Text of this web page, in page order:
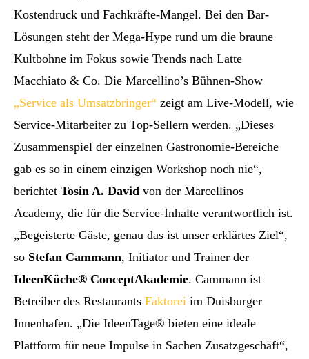
Kostendruck und Fachkräfte-Mangel. Bei den Bar-
Lösungen steht der Mega-Hype rund um die braune
Kultbohne im Fokus sowie Trends nach Latte
Macchiato & Co. Die Marcellino’s Bühnen-Show
„Service als Umsatzbringer“ zeigt am Live-Modell, wie
Service-Mitarbeiter zu Top-Sellern werden. „Dieses
Zusammenspiel der einzelnen Gastronomie-Bereiche
gab es so in einem einzigen Workshop noch nie“,
berichtet Tosin A. David von der Marcellinos
Academy, die für die Service-Inhalte verantwortlich ist.
„Begeisterte Gäste, genau das ist unser erklärtes Ziel“,
so Stefan Cammann, Initiator und Trainer der
IdeenKüche® ConceptAkademie. Cammann ist
Betreiber des Restaurants Faktorei im Duisburger
Innenhafen. „Die IdeenTage® bieten eine ideale
Plattform für neue Impulse in Sachen Zusatzgeschäft“,